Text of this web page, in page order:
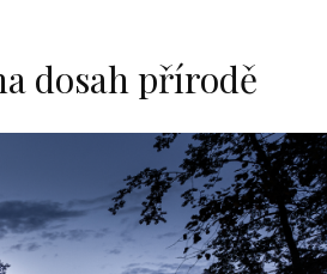
dosah přírodě